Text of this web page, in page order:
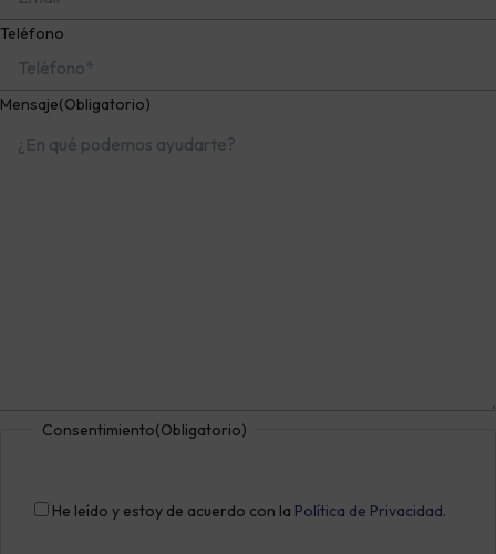
Teléfono
Mensaje(Obligatorio)
Consentimiento(Obligatorio)
He leído y estoy de acuerdo con la Política de Privacidad.